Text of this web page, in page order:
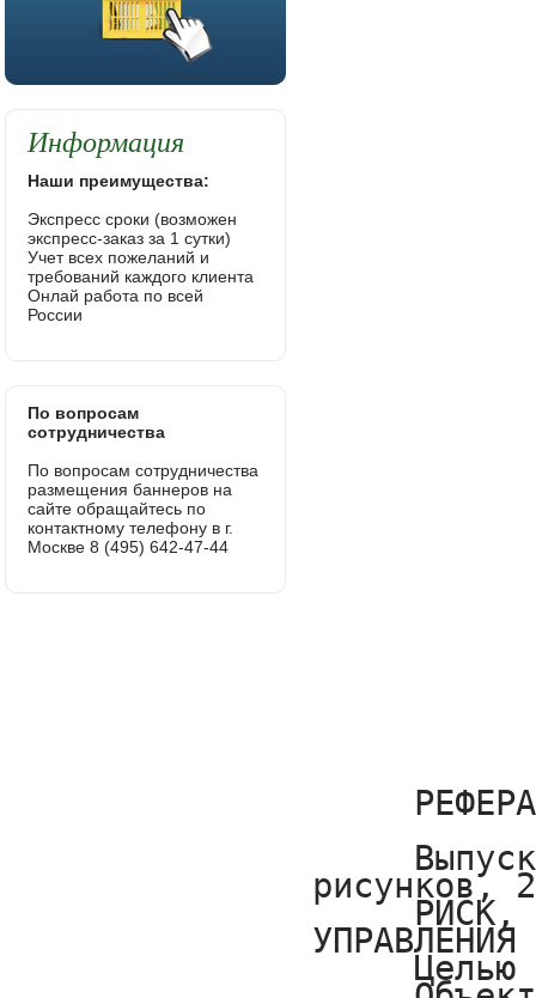
Информация
Наши преимущества:
Экспресс сроки (возможен
экспресс-заказ за 1 сутки)
Учет всех пожеланий и
требований каждого клиента
Онлай работа по всей
России
По вопросам
сотрудничества
По вопросам сотрудничества
размещения баннеров на
сайте обращайтесь по
контактному телефону в г.
Москве 8 (495) 642-47-44